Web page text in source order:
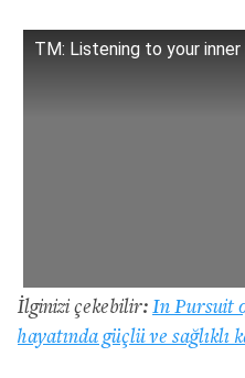
TM: Listening to your
İlginizi çekebilir: In Pursuit
hayatında güçlü ve sağlıklı